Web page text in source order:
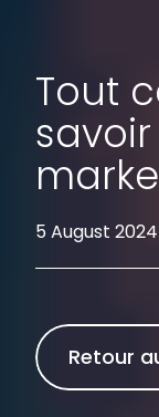
Tout
5 August
Retour